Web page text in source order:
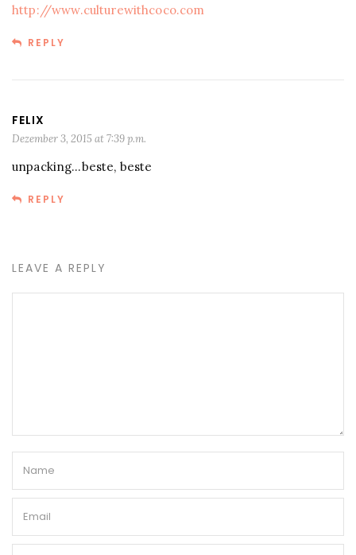
http://www.culturewithcoco.com
REPLY
FELIX
Dezember 3, 2015 at 7:39 p.m.
unpacking…beste, beste
REPLY
LEAVE A REPLY